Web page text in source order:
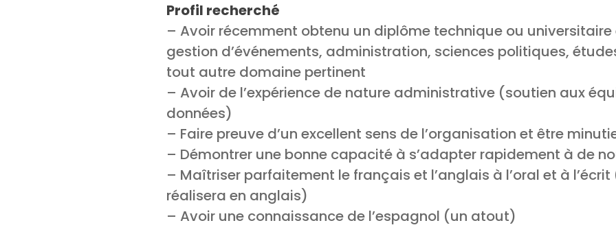
Profil recherché
– Avoir récemment obtenu un diplôme technique ou
gestion d’événements, administration, sciences politiques,
tout autre domaine pertinent
– Avoir de l’expérience de nature administrative (soutien aux
données)
– Faire preuve d’un excellent sens de l’organisation et être
– Démontrer une bonne capacité à s’adapter rapidement à de
– Maîtriser parfaitement le français et l’anglais à l’oral et à
réalisera en anglais)
– Avoir une connaissance de l’espagnol (un atout)